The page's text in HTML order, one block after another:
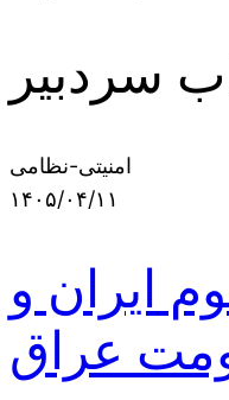
سردبیر
امنیتی-نظامی
۱۴۰۵/۰۴/۱۱
ایران و
عراق